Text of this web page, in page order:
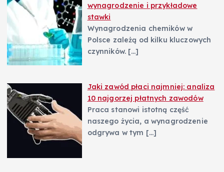
wynagrodzenie i przykładowe
stawki
Wynagrodzenia chemików w
Polsce zależą od kilku kluczowych
czynników. […]
Jaki zawód płaci najmniej: analiza
10 najgorzej płatnych zawodów
Praca stanowi istotną część
naszego życia, a wynagrodzenie
odgrywa w tym […]